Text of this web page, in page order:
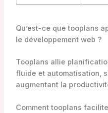
Qu’est-ce que tooplans
le développement web ?
Tooplans allie
fluide et automatisation,
augmentant la
Comment tooplans